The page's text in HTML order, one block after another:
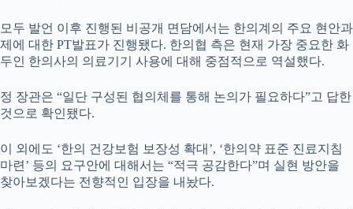
모두 발언 이후 진행된 비공개 면담에서는 한의계의 주요 현안과
제에 대한 PT발표가 진행됐다. 한의협 측은 현재 가장 중요한 화
두인 한의사의 의료기기 사용에 대해 중점적으로 역설했다.
정 장관은 “일단 구성된 협의체를 통해 논의가 필요하다”고 답한
것으로 확인됐다.
이 외에도 ‘한의 건강보험 보장성 확대’, ‘한의약 표준 진료지침
마련’ 등의 요구안에 대해서는 “적극 공감한다”며 실현 방안을
찾아보겠다는 전향적인 입장을 내놨다.